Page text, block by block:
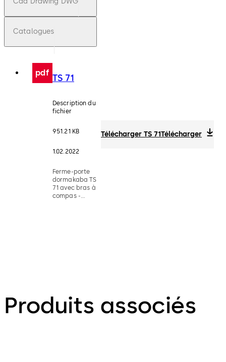
Catalogues
pdf TS 71
Description du
fichier
951.21 KB
1.02.2022
Ferme-porte
dormakaba TS
71 avec bras à
compas -
Télécharger TS 71Télécharger
Produits associés